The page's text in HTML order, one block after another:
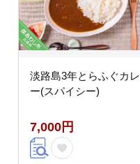
淡路島3年とらふぐカレ
ー(スパイシー)
7,000円